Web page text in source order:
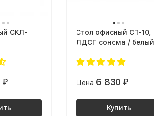
СКЛ-
₽
Cтол офисный СП-10,
ЛДСП сонома / белый
Цена 6 830 ₽
Купить